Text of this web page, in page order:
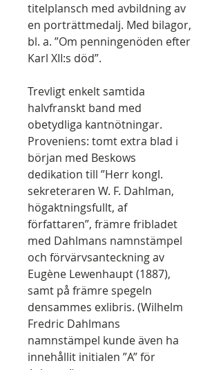
titelplansch med avbildning av
en porträttmedalj. Med bilagor,
bl. a. ”Om penningenöden efter
Karl XII:s död”.
Trevligt enkelt samtida
halvfranskt band med
obetydliga kantnötningar.
Proveniens: tomt extra blad i
början med Beskows
dedikation till ”Herr kongl.
sekreteraren W. F. Dahlman,
högaktningsfullt, af
författaren”, främre fribladet
med Dahlmans namnstämpel
och förvärvsanteckning av
Eugène Lewenhaupt (1887),
samt på främre spegeln
densammes exlibris. (Wilhelm
Fredric Dahlmans
namnstämpel kunde även ha
innehållit initialen ”A” för